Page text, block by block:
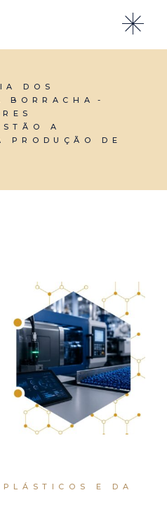
DOS
BORRACHA
A
PRODUÇÃO DE
E DA